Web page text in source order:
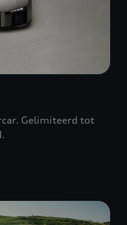
Gelimiteerd tot